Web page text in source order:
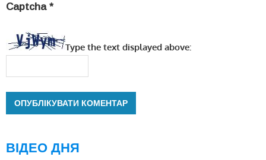
Captcha *
Type the text displayed above:
ВІДЕО ДНЯ